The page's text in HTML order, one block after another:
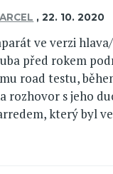
,22. 10. 2020
ve verzi
před rokem
road testu,
rozhovor s jeho
který byl